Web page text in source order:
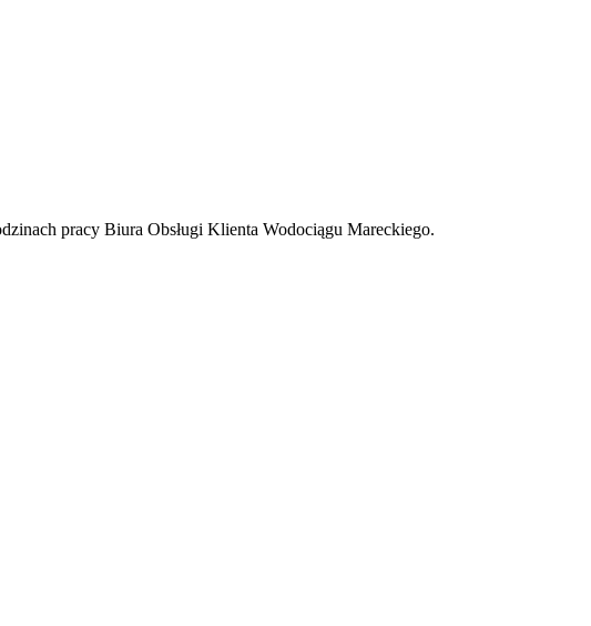
pracy Biura Obsługi Klienta Wodociągu Mareckiego.